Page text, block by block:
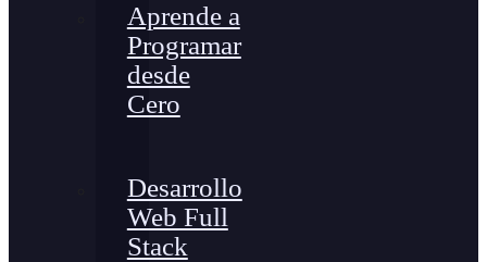
Aprende a
Programar
desde
Cero
Desarrollo
Web Full
Stack